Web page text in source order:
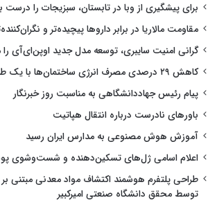
برای پیشگیری از وبا در تابستان، سبزیجات را درست
مقاومت مالاریا در برابر داروها پیچیده‌تر و
گرانی امنیت سایبری، توسعه مدل جدید اوپن‌ای‌آی
کاهش ۲۹ درصدی مصرف انرژی ساختمان‌ها با یک طراحی هوشمند
پیام رئیس جهاددانشگاهی به مناسبت روز خبرنگار
باورهای نادرست درباره انتقال هپاتیت
آموزش هوش مصنوعی به مدارس ایران رسید
اعلام اسامی ژل‌های تسکین‌دهنده و شست‌وشوی
طراحی پلتفرم هوشمند اکتشاف مواد معدنی
توسط محقق دانشگاه صنعتی امیرکبیر